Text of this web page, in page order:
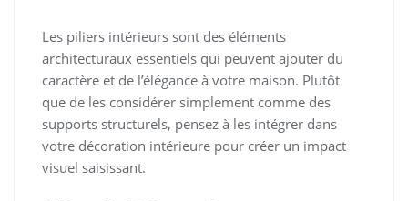
Les piliers intérieurs sont des éléments
architecturaux essentiels qui peuvent ajouter du
caractère et de l’élégance à votre maison. Plutôt
que de les considérer simplement comme des
supports structurels, pensez à les intégrer dans
votre décoration intérieure pour créer un impact
visuel saisissant.